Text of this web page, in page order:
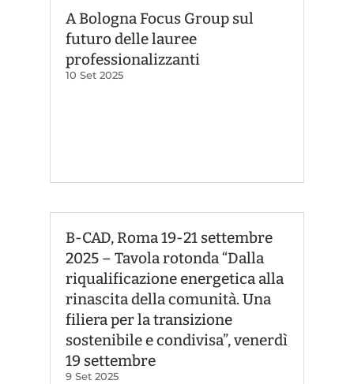
A Bologna Focus Group sul
futuro delle lauree
professionalizzanti
10 Set 2025
B-CAD, Roma 19-21 settembre
2025 – Tavola rotonda “Dalla
riqualificazione energetica alla
rinascita della comunità. Una
filiera per la transizione
sostenibile e condivisa”, venerdì
19 settembre
9 Set 2025